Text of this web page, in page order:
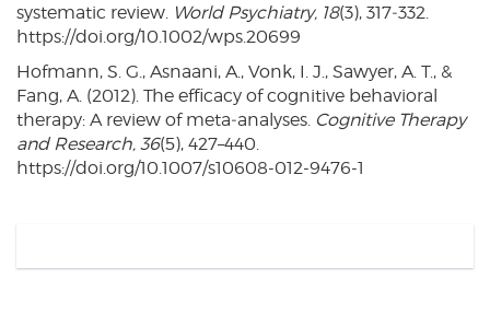
systematic review. World Psychiatry, 18(3), 317‑332.
https://doi.org/10.1002/wps.20699
Hofmann, S. G., Asnaani, A., Vonk, I. J., Sawyer, A. T., &
Fang, A. (2012). The efficacy of cognitive behavioral
therapy: A review of meta‑analyses. Cognitive Therapy
and Research, 36(5), 427–440.
https://doi.org/10.1007/s10608-012-9476-1